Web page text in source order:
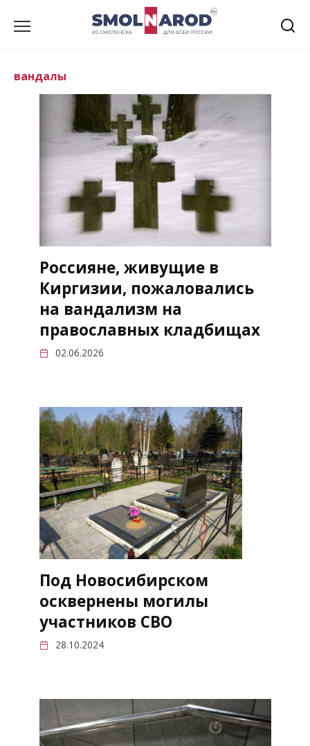
вандалы
Россияне, живущие в
Киргизии, пожаловались
на вандализм на
православных кладбищах
02.06.2026
Под Новосибирском
осквернены могилы
участников СВО
28.10.2024